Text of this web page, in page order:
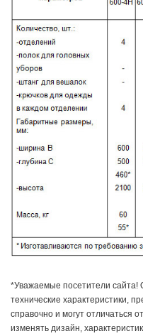
*Уважаемые посетители
технические характеристики,
справочно и могут отличаться
изменять дизайн,